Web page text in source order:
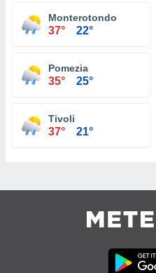
Monterotondo
37° 22°
Pomezia
35° 25°
Tivoli
37° 21°